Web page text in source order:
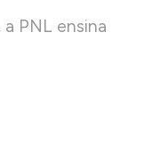
PNL ensina